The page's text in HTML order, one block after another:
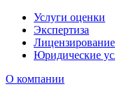
Услуги оценки
Экспертиза
Лицензирование
Юридические
О компании